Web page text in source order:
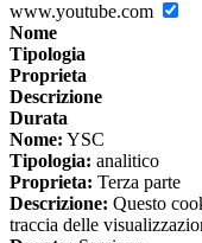
www.youtube.com
Nome
Tipologia
Proprieta
Descrizione
Durata
Nome: YSC
Tipologia: analitico
Proprieta: Terza parte
Descrizione: Questo
traccia delle